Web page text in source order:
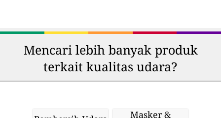
Mencari lebih banyak produk
terkait kualitas udara?
Masker &